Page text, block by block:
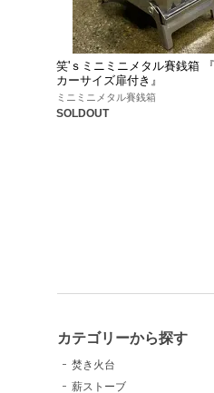
笑'ｓミニミニメタル賽銭箱
カーサイズ扉付き』
ミニミニメタル賽銭箱
SOLDOUT
カテゴリーから探す
焚き火台
薪ストーブ